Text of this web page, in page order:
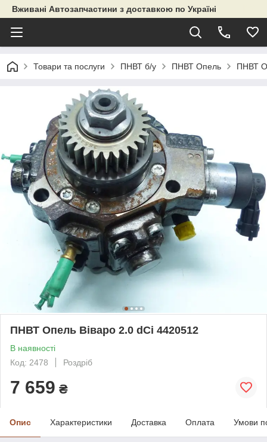
Вживані Автозапчастини з доставкою по Україні
Товари та послуги ПНВТ б/у ПНВТ Опель ПНВТ
ПНВТ Опель Віваро 2.0 dCi 4420512
В наявності
Код: 2478
Роздріб
7 659 ₴
Опис Характеристики Доставка Оплата Умови